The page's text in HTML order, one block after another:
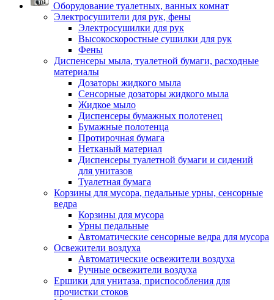
Оборудование туалетных, ванных комнат
Электросушители для рук, фены
Электросушилки для рук
Высокоскоростные сушилки для рук
Фены
Диспенсеры мыла, туалетной бумаги, расходные
материалы
Дозаторы жидкого мыла
Сенсорные дозаторы жидкого мыла
Жидкое мыло
Диспенсеры бумажных полотенец
Бумажные полотенца
Протирочная бумага
Нетканый материал
Диспенсеры туалетной бумаги и сидений
для унитазов
Туалетная бумага
Корзины для мусора, педальные урны, сенсорные
ведра
Корзины для мусора
Урны педальные
Автоматические сенсорные ведра для мусора
Освежители воздуха
Автоматические освежители воздуха
Ручные освежители воздуха
Ершики для унитаза, приспособления для
прочистки стоков